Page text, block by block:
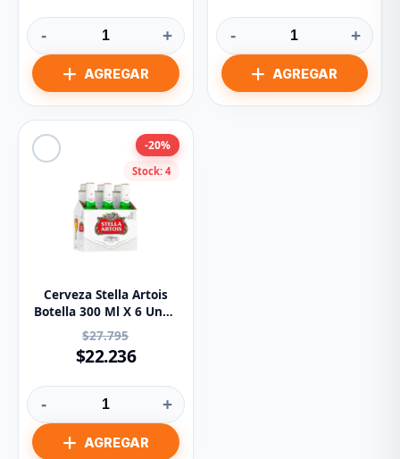
- + - +
Stock: 4
-20%
Cerveza Stella Artois
Botella 300 Ml X 6 Unds
(Nacional)
$27.795
$22.236
- +